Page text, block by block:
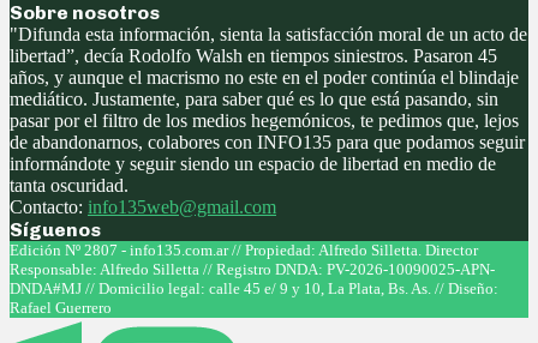
Sobre nosotros
"Difunda esta información, sienta la satisfacción moral de un acto de
libertad”, decía Rodolfo Walsh en tiempos siniestros. Pasaron 45
años, y aunque el macrismo no este en el poder continúa el blindaje
mediático. Justamente, para saber qué es lo que está pasando, sin
pasar por el filtro de los medios hegemónicos, te pedimos que, lejos
de abandonarnos, colabores con INFO135 para que podamos seguir
informándote y seguir siendo un espacio de libertad en medio de
tanta oscuridad.
Contacto: info135web@gmail.com
Síguenos
Facebook
Twitter
Instagram
Youtube
Edición Nº 2807 - info135.com.ar // Propiedad: Alfredo Silletta. Director
Responsable: Alfredo Silletta // Registro DNDA: PV-2026-10090025-APN-
DNDA#MJ // Domicilio legal: calle 45 e/ 9 y 10, La Plata, Bs. As. // Diseño:
Rafael Guerrero